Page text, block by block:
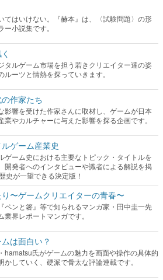
てはいけない。『赫本』は、〈試験問題〉の形
小説集です。
タルゲーム市場を担う若きクリエイター達の姿
ルーツと情熱を探っていきます。
作家たち
影響を受けた作家さんに取材し、ゲームが日本
業やカルチャーに与えた影響を探る企画です。
ゲーム産業史
ゲーム史における主要なトピック・タイトルを
開発者へのインタビューや識者による解説を掲
史が一望できる決定版！
〜ゲームクリエイターの青春〜
ペンと箸』等で知られるマンガ家・田中圭一先
業界レポートマンガです。
は面白い？
hamatsu氏がゲームの魅力を画面や操作の具体的
かしていく、硬派で骨太な評論連載です。